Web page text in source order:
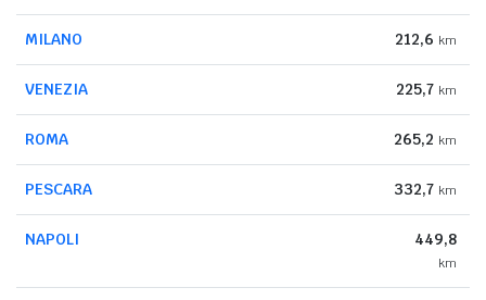
MILANO 212,6 km
VENEZIA 225,7 km
ROMA 265,2 km
PESCARA 332,7 km
NAPOLI 449,8
km